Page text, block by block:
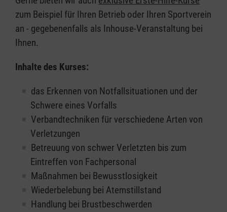
zum Beispiel für Ihren Betrieb oder Ihren Sportverein
an - gegebenenfalls als Inhouse-Veranstaltung bei
Ihnen.
Inhalte des Kurses:
das Erkennen von Notfallsituationen und der
Schwere eines Vorfalls
Verbandtechniken für verschiedene Arten von
Verletzungen
Betreuung von schwer Verletzten bis zum
Eintreffen von Fachpersonal
Maßnahmen bei Bewusstlosigkeit
Wiederbelebung bei Atemstillstand
Handlung bei Brustbeschwerden